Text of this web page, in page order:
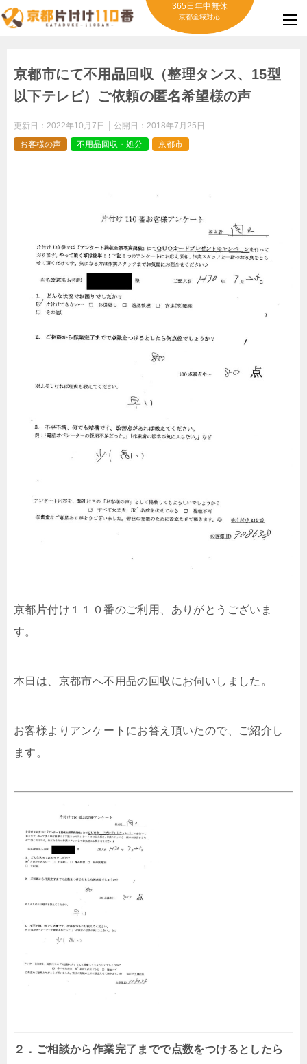
365日年中無休
京都全域対応
京都市にて不用品回収（整理タンス、15型
以下テレビ）ご依頼の匿名希望様の声
更新日： 2022年10月7日 公開日： 2018年7月25日
お客様の声
不用品回収・処分 京都市
京都片付け１１０番のご利用、ありがとうございま
す。
本日は、京都市へ不用品の回収にお伺いしました。
お客様よりアンケートにお答え頂いたので、ご紹介し
ます。
２．ご相談から作業完了までで点数をつけるとしたら